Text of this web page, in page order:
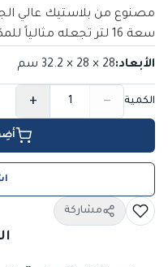
مصنوع من بلاستيك عالي
سعة 16 لتر تجعله مثالياً للمكاتب، غرف النوم، أو المعيشة.
الأبعاد:
28 × 28 × 32.2 سم
الكمية −
+
مشاركة